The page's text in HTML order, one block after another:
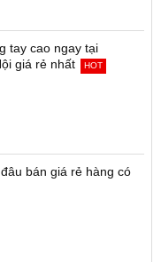
tay cao ngay tại
giá rẻ nhất
HOT
bán giá rẻ hàng có